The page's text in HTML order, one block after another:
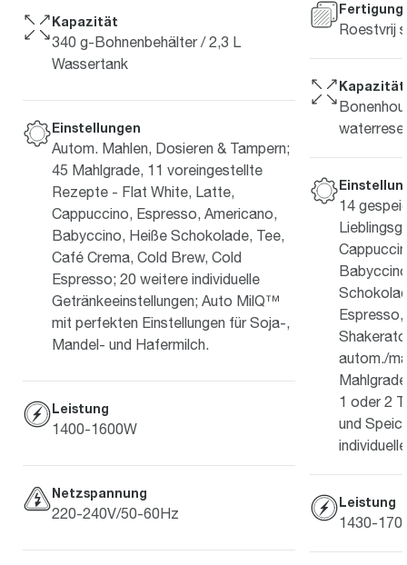
Kapazität
340 g-Bohnenbehälter / 2,3 L
Wassertank
Einstellungen
Autom. Mahlen, Dosieren & Tampern;
45 Mahlgrade, 11 voreingestellte
Rezepte - Flat White, Latte,
Cappuccino, Espresso, Americano,
Babyccino, Heiße Schokolade, Tee,
Café Crema, Cold Brew, Cold
Espresso; 20 weitere individuelle
Getränkeeinstellungen; Auto MilQ™
mit perfekten Einstellungen für Soja-,
Mandel- und Hafermilch.
Leistung
1400-1600W
Netzspannung
220-240V/50-60Hz
Roestvrij
Kapazität
14
autom./
1 oder 2
und
Leistung
1430-